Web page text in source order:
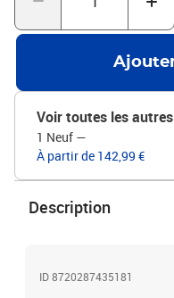
matelas assortis.Chaque
montage dans la boîte pour
CrèmeMatériaux : tissu
contreplaqué, bois
mousseDimensions totales
H)Dimensions du matelas
(matelas non inclus)La
pied de lit1 x tête de lit
Voir toutes les
1 Neuf —
À partir de 142,99 €
Description
ID 8720287435181